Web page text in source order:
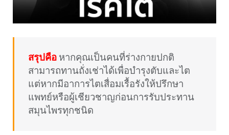
สรุปคือหากคุณเป็นคนที่ร่างกายปกติ
สามารถทานถั่งเช่าได้เพื่อบำรุงตับและไต
แต่หากมีอาการไตเสื่อมเรื้อรังให้ปรึกษา
แพทย์หรือผู้เชียวชาญก่อนการรับประทาน
สมุนไพรทุกชนิด